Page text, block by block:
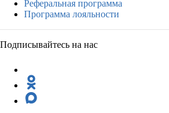
Реферальная программа
Программа лояльности
Подписывайтесь на нас